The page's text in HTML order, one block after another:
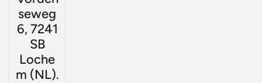
seweg
6, 7241
SB
Loche
m (NL).